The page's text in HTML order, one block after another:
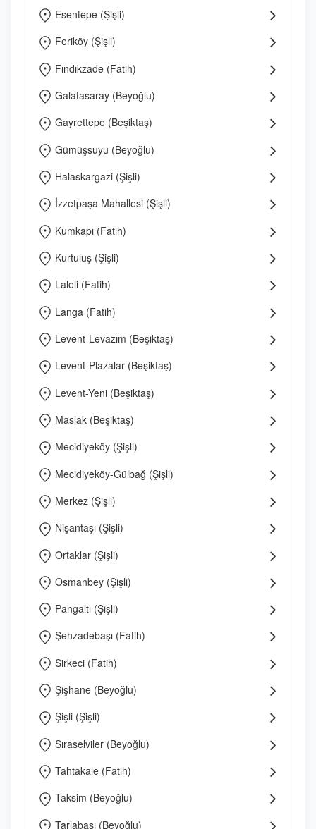
Esentepe (Şişli)
Feriköy (Şişli)
Fındıkzade (Fatih)
Galatasaray (Beyoğlu)
Gayrettepe (Beşiktaş)
Gümüşsuyu (Beyoğlu)
Halaskargazi (Şişli)
İzzetpaşa Mahallesi (Şişli)
Kumkapı (Fatih)
Kurtuluş (Şişli)
Laleli (Fatih)
Langa (Fatih)
Levent-Levazım (Beşiktaş)
Levent-Plazalar (Beşiktaş)
Levent-Yeni (Beşiktaş)
Maslak (Beşiktaş)
Mecidiyeköy (Şişli)
Mecidiyeköy-Gülbağ (Şişli)
Merkez (Şişli)
Nişantaşı (Şişli)
Ortaklar (Şişli)
Osmanbey (Şişli)
Pangaltı (Şişli)
Şehzadebaşı (Fatih)
Sirkeci (Fatih)
Şişhane (Beyoğlu)
Şişli (Şişli)
Sıraselviler (Beyoğlu)
Tahtakale (Fatih)
Taksim (Beyoğlu)
Tarlabaşı (Beyoğlu)